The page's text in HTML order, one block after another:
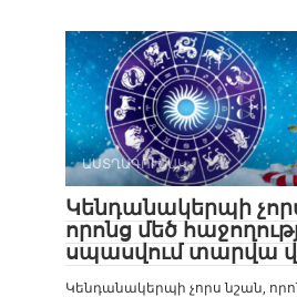
ԱՍՏՂԱԳՈՒՇԱԿ
Կենդանակերպի
որոնց մեծ
սպասվում տարվա
Կենդանակերպի չորս նշան,